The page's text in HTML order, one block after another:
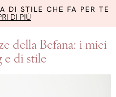
DI STILE CHE FA PER TE
DI PIÙ
della Befana: i miei
e di stile